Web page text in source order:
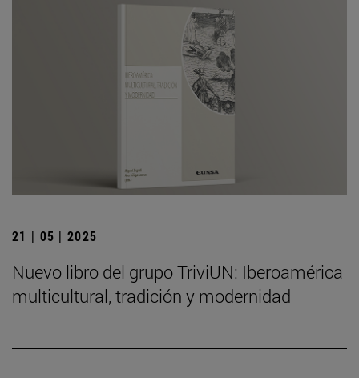
21 | 05 | 2025
Nuevo libro del grupo TriviUN: Iberoamérica
multicultural, tradición y modernidad